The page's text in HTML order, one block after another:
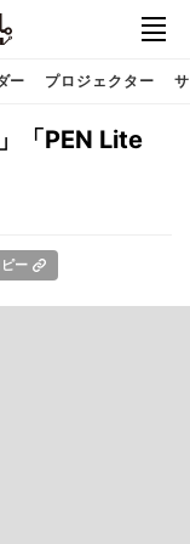
ー プロジェクター
「PEN Lite
ー